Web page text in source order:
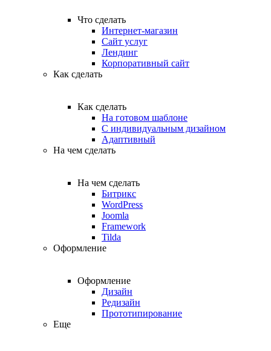
Что сделать
Интернет-магазин
Сайт услуг
Лендинг
Корпоративный сайт
Как сделать
Как сделать
На готовом шаблоне
С индивидуальным дизайном
Адаптивный
На чем сделать
На чем сделать
Битрикс
WordPress
Joomla
Framework
Tilda
Оформление
Оформление
Дизайн
Редизайн
Прототипирование
Еще